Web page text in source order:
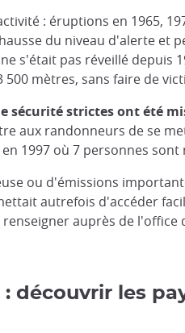
: éruptions en 1965,
du niveau d'alerte et
s'était pas réveillé
mètres, sans faire de
sécurité strictes ont été
aux randonneurs de se
1997 où 7 personnes
ou d'émissions
autrefois d'accéder
auprès de
découvrir les